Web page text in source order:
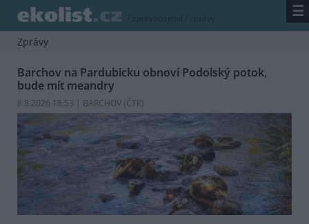
/ zpravodajství / zprávy ☰
Zprávy
Barchov na Pardubicku obnoví Podolský potok,
bude mít meandry
8.8.2026 18:53 | BARCHOV (ČTK)